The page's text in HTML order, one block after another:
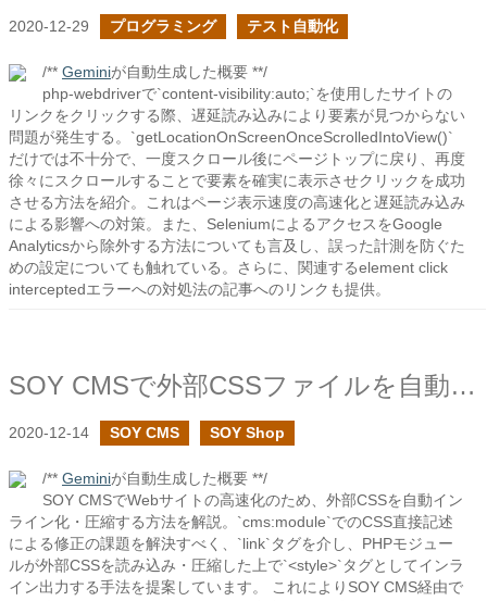
2020-12-29 プログラミング テスト自動化
/** Geminiが自動生成した概要 **/
php-webdriverで`content-visibility:auto;`を使用したサイトの
リンクをクリックする際、遅延読み込みにより要素が見つからない
問題が発生する。`getLocationOnScreenOnceScrolledIntoView()`
だけでは不十分で、一度スクロール後にページトップに戻り、再度
徐々にスクロールすることで要素を確実に表示させクリックを成功
させる方法を紹介。これはページ表示速度の高速化と遅延読み込み
による影響への対策。また、SeleniumによるアクセスをGoogle
Analyticsから除外する方法についても言及し、誤った計測を防ぐた
めの設定についても触れている。さらに、関連するelement click
interceptedエラーへの対処法の記事へのリンクも提供。
SOY CMSで外部CSSファイルを自動でインライン化する
2020-12-14 SOY CMS SOY Shop
/** Geminiが自動生成した概要 **/
SOY CMSでWebサイトの高速化のため、外部CSSを自動イン
ライン化・圧縮する方法を解説。`cms:module`でのCSS直接記述
による修正の課題を解決すべく、`link`タグを介し、PHPモジュー
ルが外部CSSを読み込み・圧縮した上で`<style>`タグとしてインラ
イン出力する手法を提案しています。 これによりSOY CMS経由で